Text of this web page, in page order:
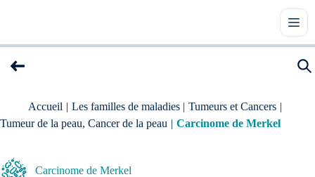
Accueil | Les familles de maladies | Tumeurs et Cancers |
Tumeur de la peau, Cancer de la peau | Carcinome de Merkel
Carcinome de Merkel